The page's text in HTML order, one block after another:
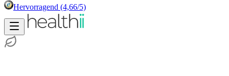
Hervorragend (4,66/5)